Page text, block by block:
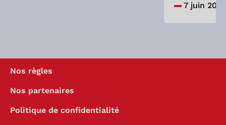
7 juin
Nos règles
Nos partenaires
Politique de confidentialité